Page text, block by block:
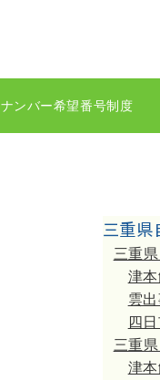
ナンバー希望番号制度
三重県
三重
津
雲
四
三重
津